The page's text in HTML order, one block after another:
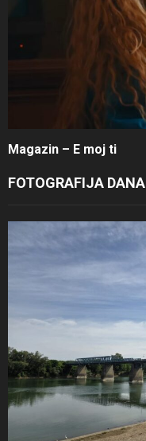
Magazin – E moj ti
FOTOGRAFIJA DANA